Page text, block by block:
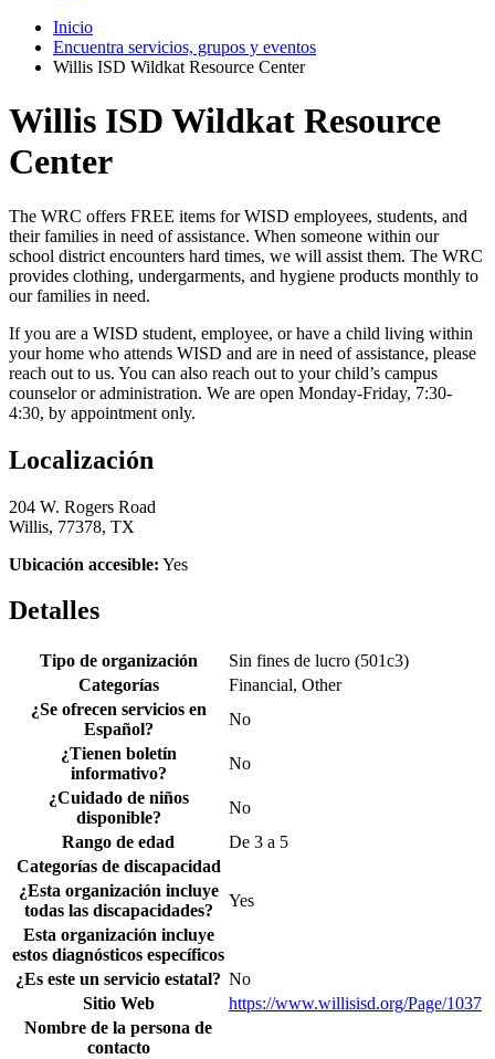
Inicio
Encuentra servicios, grupos y eventos
Willis ISD Wildkat Resource Center
Willis ISD Wildkat Resource
Center
The WRC offers FREE items for WISD employees, students, and
their families in need of assistance. When someone within our
school district encounters hard times, we will assist them. The WRC
provides clothing, undergarments, and hygiene products monthly to
our families in need.
If you are a WISD student, employee, or have a child living within
your home who attends WISD and are in need of assistance, please
reach out to us. You can also reach out to your child’s campus
counselor or administration. We are open Monday-Friday, 7:30-
4:30, by appointment only.
Localización
204 W. Rogers Road
Willis, 77378, TX
Ubicación accesible: Yes
Detalles
Tipo de organización
Sin fines de lucro (501c3)
Categorías
Financial, Other
¿Se ofrecen servicios en
Español?
No
¿Tienen boletín
informativo?
No
¿Cuidado de niños
disponible?
No
Rango de edad
De 3 a 5
Categorías de discapacidad
¿Esta organización incluye
todas las discapacidades?
Yes
Esta organización incluye
estos diagnósticos específicos
¿Es este un servicio estatal? No
Sitio Web
https://www.willisisd.org/Page/1037
Nombre de la persona de
contacto